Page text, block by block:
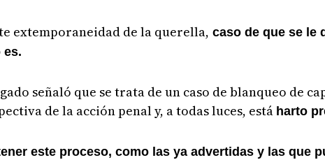
extemporaneidad de la querella, caso de que se le
es.
señaló que se trata de un caso de blanqueo de
de la acción penal y, a todas luces, está harto
este proceso, como las ya advertidas y las que